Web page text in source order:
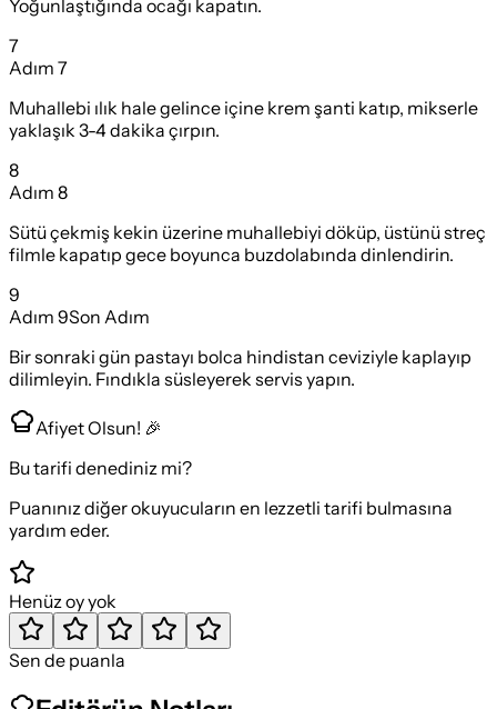
Yoğunlaştığında ocağı kapatın.
7
Adım 7
Muhallebi ılık hale gelince içine krem şanti katıp, mikserle
yaklaşık 3-4 dakika çırpın.
8
Adım 8
Sütü çekmiş kekin üzerine muhallebiyi döküp, üstünü streç
filmle kapatıp gece boyunca buzdolabında dinlendirin.
9
Adım 9Son Adım
Bir sonraki gün pastayı bolca hindistan ceviziyle kaplayıp
dilimleyin. Fındıkla süsleyerek servis yapın.
Afiyet Olsun! 🎉
Bu tarifi denediniz mi?
Puanınız diğer okuyucuların en lezzetli tarifi bulmasına
yardım eder.
Henüz oy yok
Sen de puanla